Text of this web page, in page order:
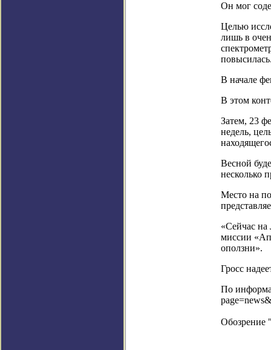
Он мог
Целью
лишь в
В начале
В этом
Затем, 23
недель,
Весной
несколько
Место на
«Сейчас на
миссии
оползни».
Гросс
По
Обозрение